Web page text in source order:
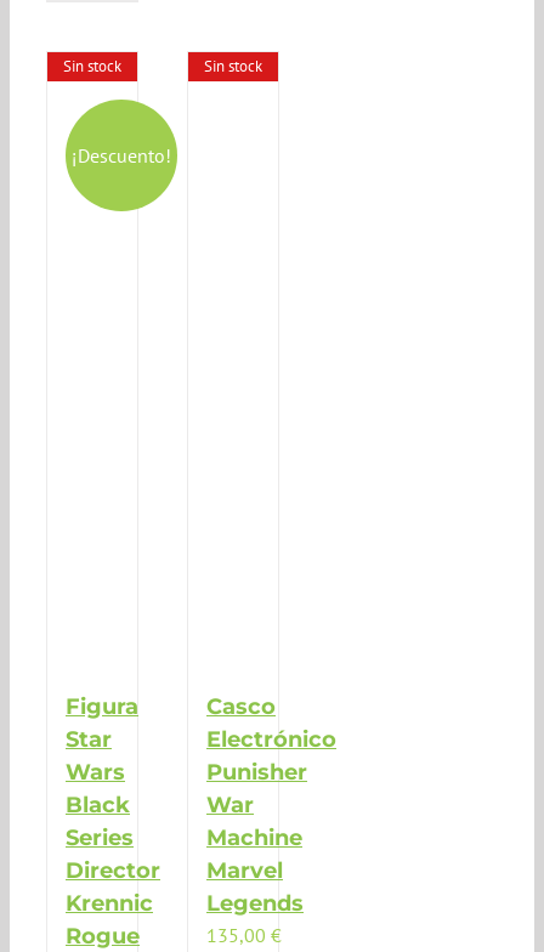
Sin stock
¡Descuento!
Figura
Star
Wars
Black
Series
Director
Krennic
Rogue
Sin stock
Casco
Electrónico
Punisher
War
Machine
Marvel
Legends
135,00€